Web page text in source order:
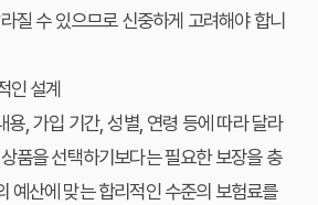
질 수 있으므로 신중하게 고려해야 합니
인 설계
용, 가입 기간, 성별, 연령 등에 따라 달라
품을 선택하기보다는 필요한 보장을 충
예산에 맞는 합리적인 수준의 보험료를